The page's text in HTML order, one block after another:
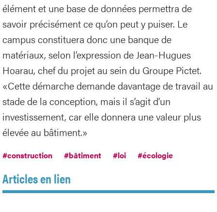
élément et une base de données permettra de
savoir précisément ce qu’on peut y puiser. Le
campus constituera donc une banque de
matériaux, selon l’expression de Jean-Hugues
Hoarau, chef du projet au sein du Groupe Pictet.
«Cette démarche demande davantage de travail au
stade de la conception, mais il s’agit d’un
investissement, car elle donnera une valeur plus
élevée au bâtiment.»
#construction #bâtiment #loi #écologie
Articles en lien